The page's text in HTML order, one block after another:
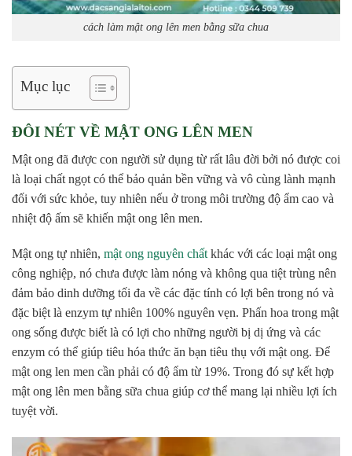
cách làm mật ong lên men bằng sữa chua
Mục lục
ĐÔI NÉT VỀ MẬT ONG LÊN MEN
Mật ong đã được con người sử dụng từ rất lâu đời bởi nó được coi
là loại chất ngọt có thể bảo quản bền vững và vô cùng lành mạnh
đối với sức khỏe, tuy nhiên nếu ở trong môi trường độ ẩm cao và
nhiệt độ ấm sẽ khiến mật ong lên men.
Mật ong tự nhiên, mật ong nguyên chấtkhác với các loại mật ong
công nghiệp, nó chưa được làm nóng và không qua tiệt trùng nên
đảm bảo dinh dưỡng tối đa về các đặc tính có lợi bên trong nó và
đặc biệt là enzym tự nhiên 100% nguyên vẹn. Phấn hoa trong mật
ong sống được biết là có lợi cho những người bị dị ứng và các
enzym có thể giúp tiêu hóa thức ăn bạn tiêu thụ với mật ong. Để
mật ong len men cần phải có độ ẩm từ 19%. Trong đó sự kết hợp
mật ong lên men bằng sữa chua giúp cơ thể mang lại nhiều lợi ích
tuyệt vời.